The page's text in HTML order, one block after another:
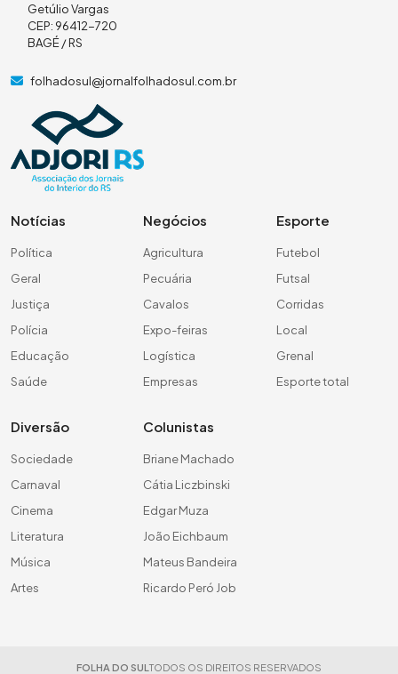
Getúlio Vargas
CEP: 96412-720
BAGÉ / RS
folhadosul@jornalfolhadosul.com.br
Notícias
Política
Geral
Justiça
Polícia
Educação
Saúde
Negócios
Agricultura
Pecuária
Cavalos
Expo-feiras
Logística
Empresas
Esporte
Futebol
Futsal
Corridas
Local
Grenal
Esporte total
Diversão
Sociedade
Carnaval
Cinema
Literatura
Música
Artes
Colunistas
Briane Machado
Cátia Liczbinski
Edgar Muza
João Eichbaum
Mateus Bandeira
Ricardo Peró Job
FOLHA DO SUL TODOS OS DIREITOS RESERVADOS